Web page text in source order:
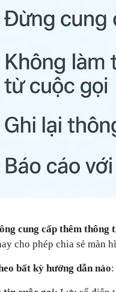
cung cấp thêm thông
cho phép chia sẻ màn
bất kỳ hướng dẫn nào